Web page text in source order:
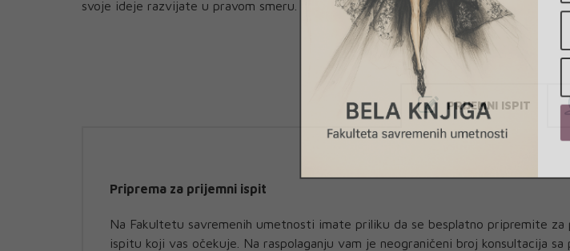
svoje ideje razvijate u pravom smeru.
PRIJEMNI ISPIT
Priprema za prijemni ispit
Na Fakultetu savremenih umetnosti imate priliku da se besplatno pripremite
ispitu koji vas očekuje. Na raspolaganju vam je neograničeni broj konsultacija